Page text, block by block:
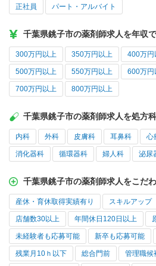
正社員 パート・アルバイト
千葉県銚子市の薬剤師求人を年収
300万円以上 350万円以上 400万円
500万円以上 550万円以上 600万円
700万円以上 800万円以上
千葉県銚子市の薬剤師求人を処方
内科 外科 皮膚科 耳鼻科 心
消化器科 循環器科 婦人科 泌尿
千葉県銚子市の薬剤師求人をこだ
産休・育休取得実績有り スキルアップ
店舗数30以上 年間休日120日以上
未経験者も応募可能 新卒も応募可能
残業月10ｈ以下 総合門前 管理職候